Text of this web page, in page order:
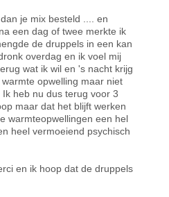
je mix besteld .... en
een dag of twee merkte ik
de druppels in een kan
overdag en ik voel mij
wat ik wil en 's nacht krijg
opwelling maar niet
heb nu dus terug voor 3
maar dat het blijft werken
warmteopwellingen een hel
heel vermoeiend psychisch
en ik hoop dat de druppels